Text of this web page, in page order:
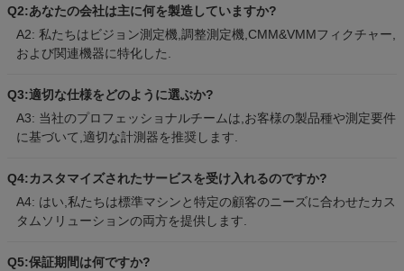
Q2:あなたの会社は主に何を製造していますか?
A2: 私たちはビジョン測定機,調整測定機,CMM&VMMフィクチャー,
および関連機器に特化した.
Q3:適切な仕様をどのように選ぶか?
A3: 当社のプロフェッショナルチームは,お客様の製品種や測定要件
に基づいて,適切な計測器を推奨します.
Q4:カスタマイズされたサービスを受け入れるのですか?
A4: はい,私たちは標準マシンと特定の顧客のニーズに合わせたカス
タムソリューションの両方を提供します.
Q5:保証期間は何ですか?